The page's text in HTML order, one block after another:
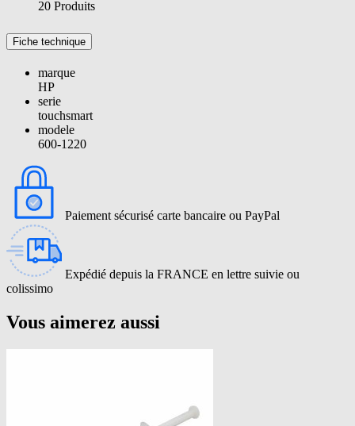
20 Produits
Fiche technique
marque
HP
serie
touchsmart
modele
600-1220
Paiement sécurisé carte bancaire ou PayPal
Expédié depuis la FRANCE en lettre suivie ou
colissimo
Vous aimerez aussi